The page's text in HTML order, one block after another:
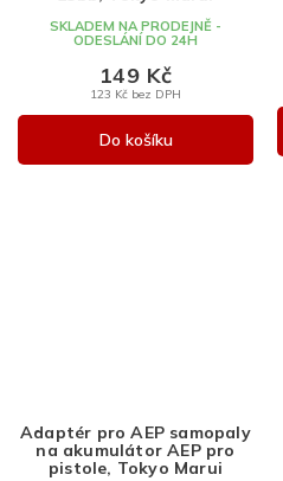
SKLADEM NA PRODEJNĚ -
ODESLÁNÍ DO 24H
123 Kč bez DPH
149 Kč
Do košíku
Adaptér pro AEP samopaly
na akumulátor AEP pro
pistole, Tokyo Marui